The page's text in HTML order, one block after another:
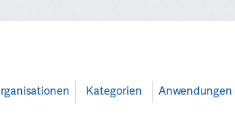
Kategorien Anwendungen